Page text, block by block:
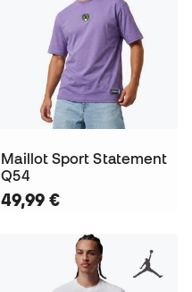
Maillot Sport Statement
Q54
49,99 €